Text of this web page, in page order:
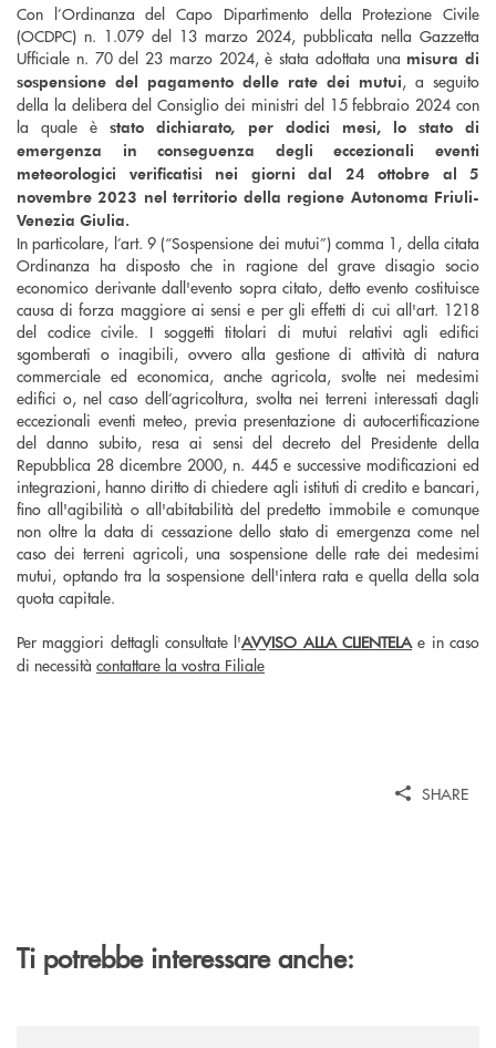
Con l’Ordinanza del Capo Dipartimento della Protezione Civile
(OCDPC) n. 1.079 del 13 marzo 2024, pubblicata nella Gazzetta
Ufficiale n. 70 del 23 marzo 2024, è stata adottata una misura di
sospensione del pagamento delle rate dei mutui, a seguito
della la delibera del Consiglio dei ministri del 15 febbraio 2024 con
la quale èstato dichiarato, per dodici mesi, lo stato di
emergenza in conseguenza degli eccezionali eventi
meteorologici verificatisi nei giorni dal 24 ottobre al 5
novembre 2023 nel territorio della regione Autonoma Friuli-
Venezia Giulia.
In particolare, l’art. 9 (“Sospensione dei mutui”) comma 1, della citata
Ordinanza ha disposto che in ragione del grave disagio socio
economico derivante dall'evento sopra citato, detto evento costituisce
causa di forza maggiore ai sensi e per gli effetti di cui all'art. 1218
del codice civile. I soggetti titolari di mutui relativi agli edifici
sgomberati o inagibili, ovvero alla gestione di attività di natura
commerciale ed economica, anche agricola, svolte nei medesimi
edifici o, nel caso dell’agricoltura, svolta nei terreni interessati dagli
eccezionali eventi meteo, previa presentazione di autocertificazione
del danno subito, resa ai sensi del decreto del Presidente della
Repubblica 28 dicembre 2000, n. 445 e successive modificazioni ed
integrazioni, hanno diritto di chiedere agli istituti di credito e bancari,
fino all'agibilità o all'abitabilità del predetto immobile e comunque
non oltre la data di cessazione dello stato di emergenza come nel
caso dei terreni agricoli, una sospensione delle rate dei medesimi
mutui, optando tra la sospensione dell'intera rata e quella della sola
quota capitale.
Per maggiori dettagli consultate l'AVVISO ALLA CLIENTELA e in caso
di necessità contattare la vostra Filiale
SHARE
Ti potrebbe interessare anche: